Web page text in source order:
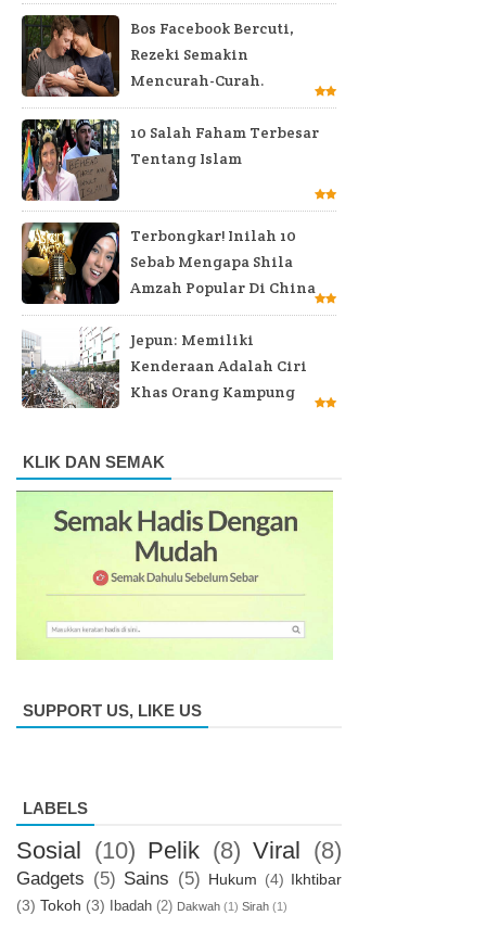
Bos Facebook Bercuti,
Rezeki Semakin
Mencurah-Curah.
10 Salah Faham Terbesar
Tentang Islam
Terbongkar! Inilah 10
Sebab Mengapa Shila
Amzah Popular Di China
Jepun: Memiliki
Kenderaan Adalah Ciri
Khas Orang Kampung
KLIK DAN SEMAK
SUPPORT US, LIKE US
LABELS
Sosial (10) Pelik (8) Viral (8)
Gadgets (5) Sains (5) Hukum (4) Ikhtibar
(3) Tokoh (3) Ibadah (2) Dakwah (1) Sirah (1)